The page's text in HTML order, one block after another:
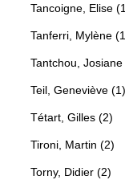
Tancoigne, Elise
Tanferri, Mylène
Tantchou, Josiane
Teil, Geneviève (1)
Tétart, Gilles (2)
Tironi, Martin (2)
Torny, Didier (2)